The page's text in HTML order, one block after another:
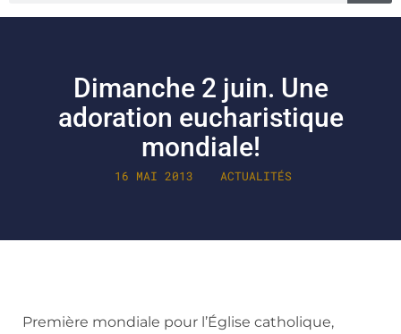
Dimanche 2 juin. Une
adoration eucharistique
mondiale!
16 MAI 2013 ACTUALITÉS
Première mondiale pour l’Église catholique,